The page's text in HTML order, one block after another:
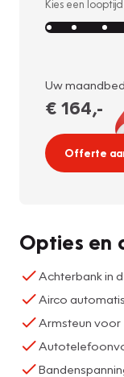
Kies een
Uw
€ 164,-
Offerte
Opties en
Achterbank in
Airco
Armsteun voor